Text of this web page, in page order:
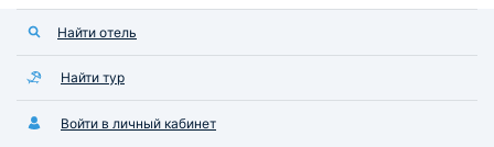
Найти отель
Найти тур
Войти в личный кабинет